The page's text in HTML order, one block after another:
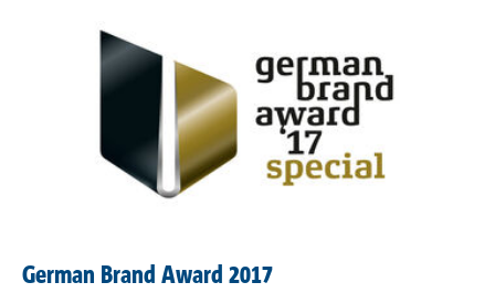
German Brand Award 2017